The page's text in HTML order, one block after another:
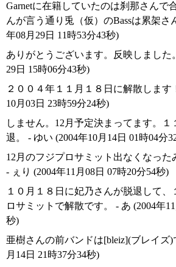
Garnetに在籍していたのは刹那さんで
んが言う通り兎（仮）のBassは累架さ
年08月29日 11時53分43秒)
ありがとうございます。反映しました
29日 15時06分43秒)
２００４年１１月１８日に解散します
10月03日 23時59分24秒)
しません。12月予定決まってます。
退。 - ゆい (2004年10月14日 01時04分
12月のフジプロサミット出なくなった
- ぇり (2004年11月08日 07時20分54秒)
１０月１８日に妃乃さんが脱退して
ロサミットで解散です。 - あ (2004年
秒)
亜樹さんの前バンドは[bleiz](ブレイズ)
月14日 21時37分34秒)